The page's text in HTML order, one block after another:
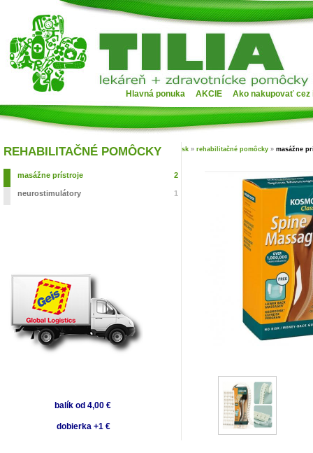
Hlavná ponuka AKCIE Ako nakupovať cez
sk » rehabilitačné pomôcky » masážne
REHABILITAČNÉ POMÔCKY
masážne prístroje 2
neurostimulátory 1
balík od 4,00 €
dobierka +1 €